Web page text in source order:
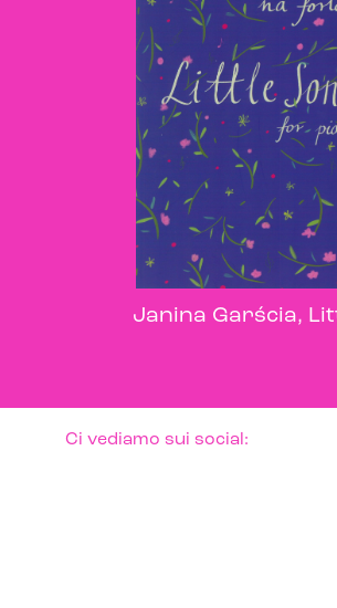
Janina Garścia,
Ci vediamo sui social: